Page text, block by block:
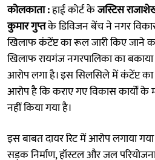
कोलकाता :हाई कोर्ट केजस्टिस
कुमार गुप्तके डिविजन बेंच ने नगर
खिलाफ कंटेंप्ट का रूल जारी किए जाने
खिलाफ रायगंज नगरपालिका का
आरोप लगा है। इस सिलसिले में कंटेंप्ट का
आरोप है कि कराए गए विकास कार्यों
नहीं किया गया है।
इस बाबत दायर रिट में आरोप लगाया
सड़क निर्माण, हॉस्टल और जल